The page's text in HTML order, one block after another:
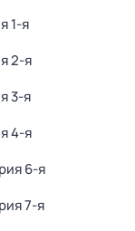
1-я
2-я
3-я
4-я
6-я
7-я